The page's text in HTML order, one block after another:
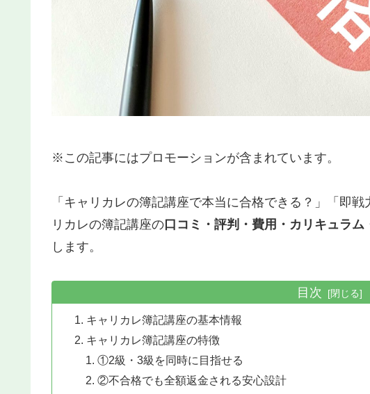
※この記事にはプロモーションが含まれています。
「キャリカレの簿記講座で本当に合格できる？」「即
リカレの簿記講座の 口コミ・評判・費用・カリキュラ
します。
目次
キャリカレ簿記講座の基本情報
キャリカレ簿記講座の特徴
①2級・3級を同時に目指せる
②不合格でも全額返金される安心設計